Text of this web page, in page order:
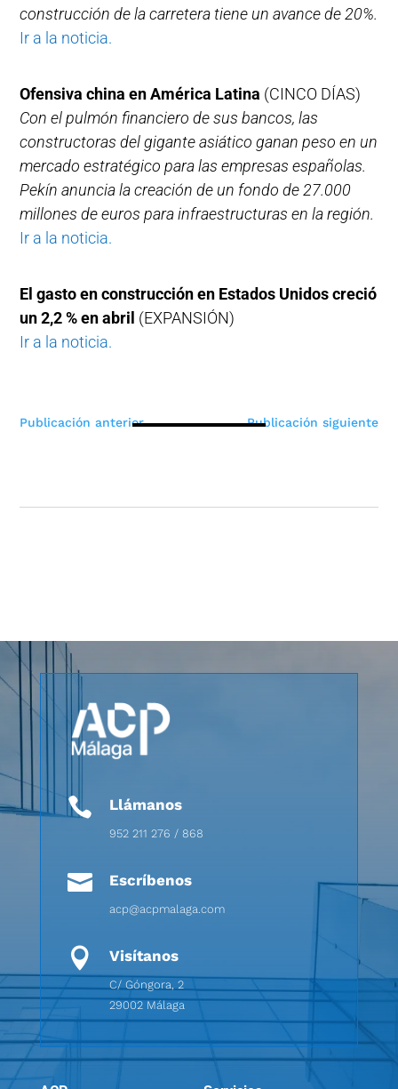
construcción de la carretera tiene un avance de 20%.
Ir a la noticia.
Ofensiva china en América Latina (CINCO DÍAS)
Con el pulmón financiero de sus bancos, las
constructoras del gigante asiático ganan peso en un
mercado estratégico para las empresas españolas.
Pekín anuncia la creación de un fondo de 27.000
millones de euros para infraestructuras en la región.
Ir a la noticia.
El gasto en construcción en Estados Unidos creció
un 2,2 % en abril (EXPANSIÓN)
Ir a la noticia.
Navegación
Publicación anterior Publicación siguiente
 Llámanos
952 211 276 / 868
 Escríbenos
acp@acpmalaga.com
 Visítanos
C/ Góngora, 2
29002 Málaga